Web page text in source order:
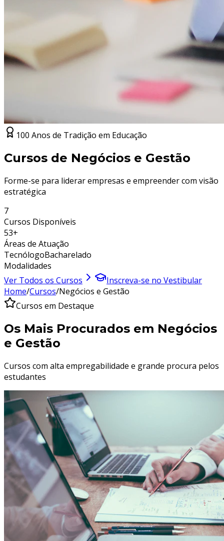
100 Anos de Tradição em Educação
Cursos de Negócios e Gestão
Forme-se para liderar empresas e empreender com visão
estratégica
7
Cursos Disponíveis
53+
Áreas de Atuação
TecnólogoBacharelado
Modalidades
Ver Todos os Cursos
Inscreva-se no Vestibular
Home/Cursos/Negócios e Gestão
Cursos em Destaque
Os Mais Procurados em Negócios
e Gestão
Cursos com alta empregabilidade e grande procura pelos
estudantes